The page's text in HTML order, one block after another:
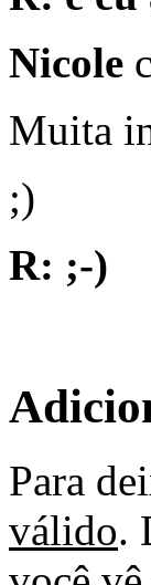
Nicole
Muita
;)
R: ;-)
Para
válido.